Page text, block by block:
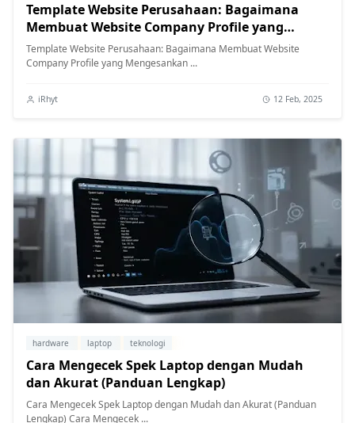
Template Website Perusahaan: Bagaimana
Membuat Website Company Profile yang
Mengesankan
Template Website Perusahaan: Bagaimana Membuat Website
Company Profile yang Mengesankan ...
iRhyt 12 Feb, 2025
hardware laptop teknologi
Cara Mengecek Spek Laptop dengan Mudah
dan Akurat (Panduan Lengkap)
Cara Mengecek Spek Laptop dengan Mudah dan Akurat (Panduan
Lengkap) Cara Mengecek ...